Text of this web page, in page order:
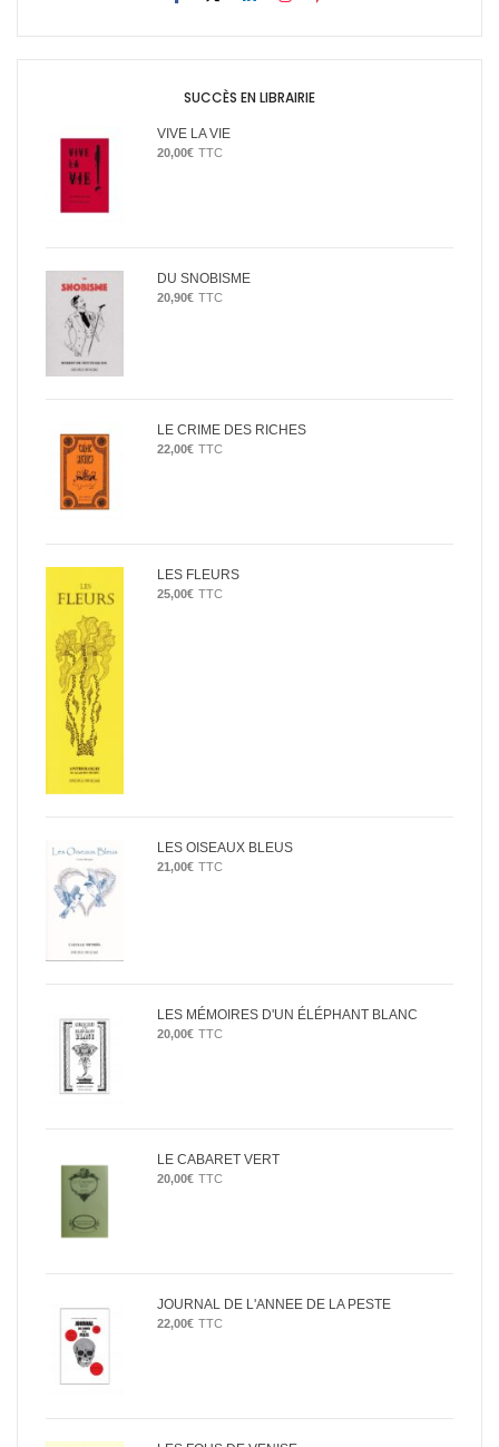
SUCCÈS EN LIBRAIRIE
VIVE LA VIE
20,00€ TTC
DU SNOBISME
20,90€ TTC
LE CRIME DES RICHES
22,00€ TTC
LES FLEURS
25,00€ TTC
LES OISEAUX BLEUS
21,00€ TTC
LES MÉMOIRES D'UN ÉLÉPHANT BLANC
20,00€ TTC
LE CABARET VERT
20,00€ TTC
JOURNAL DE L'ANNEE DE LA PESTE
22,00€ TTC